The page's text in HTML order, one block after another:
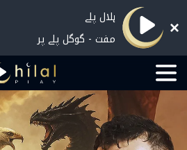
ہلال پلے
مفت - گوگل پلے پر